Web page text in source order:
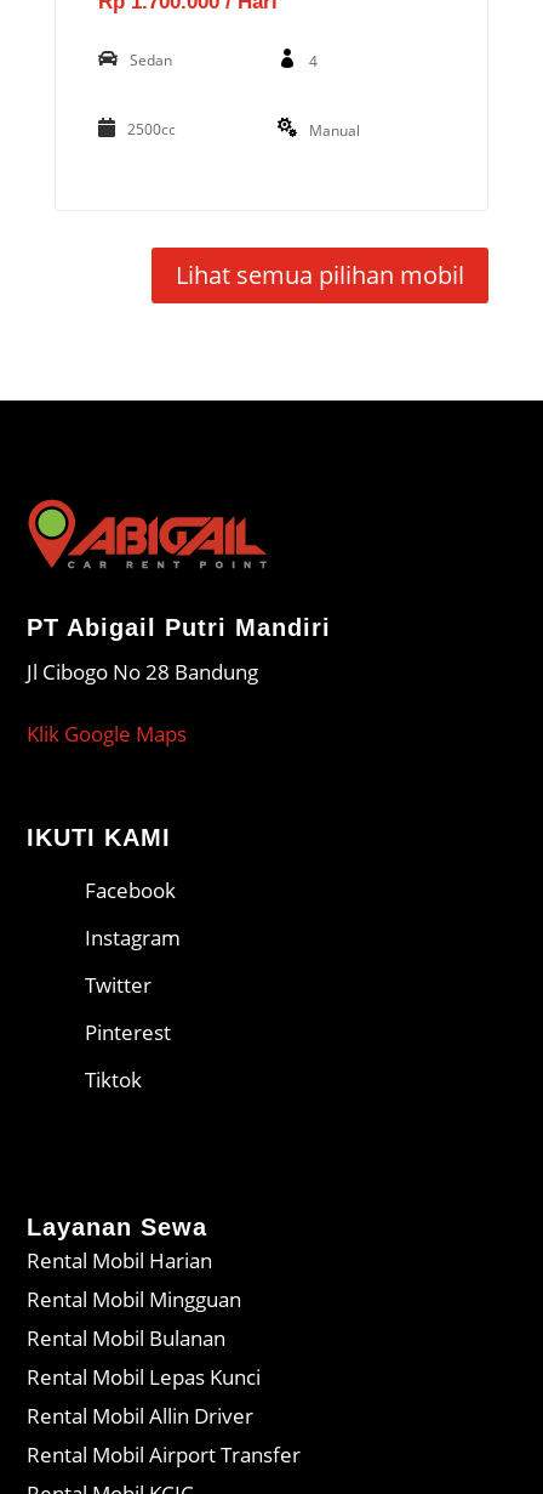
Sedan 4
2500cc Manual
Lihat semua pilihan mobil
PT Abigail Putri Mandiri
Jl Cibogo No 28 Bandung
Klik Google Maps
IKUTI KAMI
Facebook
Instagram
Twitter
Pinterest
Tiktok
Layanan Sewa
Rental Mobil Harian
Rental Mobil Mingguan
Rental Mobil Bulanan
Rental Mobil Lepas Kunci
Rental Mobil Allin Driver
Rental Mobil Airport Transfer